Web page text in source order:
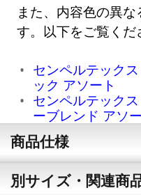
また、内容色の異
す。以下をご覧くだ
センペルテック
ック アソート
センペルテック
ーブレンド アソ
商品仕様
別サイズ・関連商